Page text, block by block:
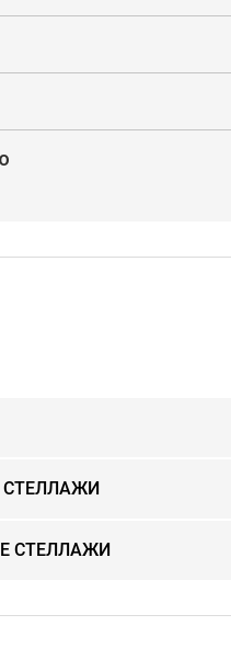
СТЕЛЛАЖИ
СТЕЛЛАЖИ